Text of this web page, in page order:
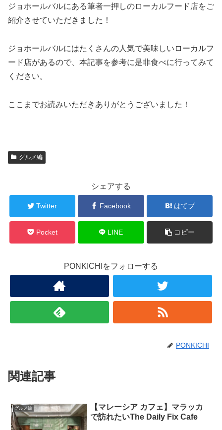
ジョホールバルにある筆者一押しのローカルフード店をご
紹介させていただきました！
ジョホールバルにはたくさんの人気で美味しいローカルフ
ード店があるので、本記事を参考に是非食べに行ってみて
ください。
ここまでお読みいただきありがとうございました！
グルメ編
シェアする
Twitter Facebook はてブ
Pocket LINE コピー
PONKICHIをフォローする
PONKICHI
関連記事
グルメ編
【マレーシア カフェ】マラッカ
で訪れたいThe Daily Fix Cafe